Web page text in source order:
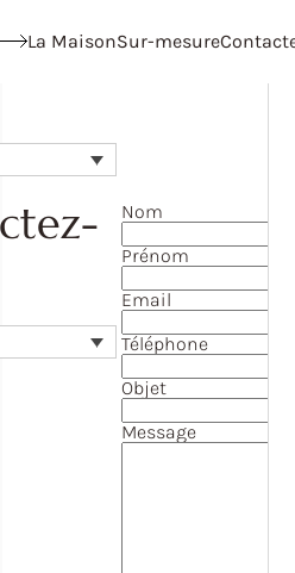
La MaisonSur-mesure
Nom
Prénom
Email
Téléphone
Objet
Message